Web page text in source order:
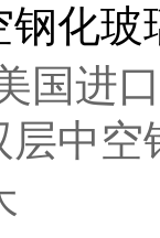
钢化玻
国进
层中空